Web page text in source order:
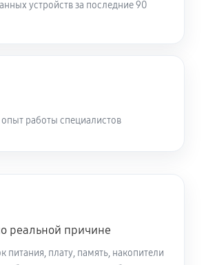
устройств за последние 90
работы специалистов
реальной причине
питания, плату, память, накопители